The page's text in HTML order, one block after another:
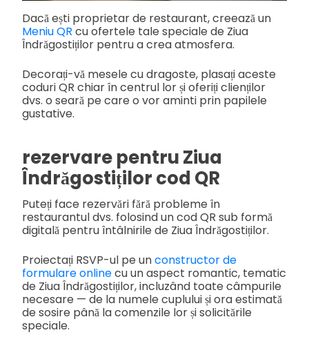
Dacă ești proprietar de restaurant, creează un
Meniu QR cu ofertele tale speciale de Ziua
Îndrăgostiților pentru a crea atmosfera.
Decorați-vă mesele cu dragoste, plasați aceste
coduri QR chiar în centrul lor și oferiți clienților
dvs. o seară pe care o vor aminti prin papilele
gustative.
rezervare pentru Ziua
Îndrăgostiților cod QR
Puteți face rezervări fără probleme în
restaurantul dvs. folosind un cod QR sub formă
digitală pentru întâlnirile de Ziua Îndrăgostiților.
Proiectați RSVP-ul pe unconstructor de
formulare onlinecu un aspect romantic, tematic
de Ziua Îndrăgostiților, incluzând toate câmpurile
necesare — de la numele cuplului și ora estimată
de sosire până la comenzile lor și solicitările
speciale.